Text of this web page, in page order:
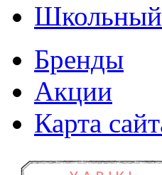
Школьный
Бренды
Акции
Карта